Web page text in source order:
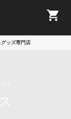
ッズ専門店